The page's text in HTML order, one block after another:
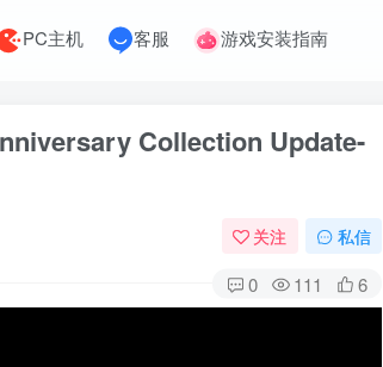
PC主机 客服 游戏安装指南
Collection Update-
关注 私信
0 111 6